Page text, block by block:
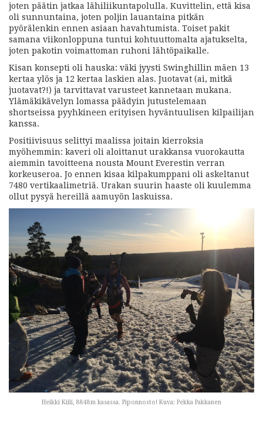
joten päätin jatkaa lähiliikuntapolulla. Kuvittelin, että kisa
oli sunnuntaina, joten poljin lauantaina pitkän
pyörälenkin ennen asiaan havahtumista. Toiset pakit
samana viikonloppuna tuntui kohtuuttomalta ajatukselta,
joten pakotin voimattoman ruhoni lähtöpaikalle.
Kisan konsepti oli hauska: väki jyysti Swinghillin mäen 13
kertaa ylös ja 12 kertaa laskien alas. Juotavat (ai, mitkä
juotavat?!) ja tarvittavat varusteet kannetaan mukana.
Ylämäkikävelyn lomassa päädyin jutustelemaan
shortseissa pyyhkineen erityisen hyväntuulisen kilpailijan
kanssa.
Positiivisuus selittyi maalissa joitain kierroksia
myöhemmin: kaveri oli aloittanut urakkansa vuorokautta
aiemmin tavoitteena nousta Mount Everestin verran
korkeuseroa. Jo ennen kisaa kilpakumppani oli askeltanut
7480 vertikaalimetriä. Urakan suurin haaste oli kuulemma
ollut pysyä hereillä aamuyön laskuissa.
Heikki Kiili, 8848m kasassa. Piponnosto! Kuva: Pekka Pakkanen